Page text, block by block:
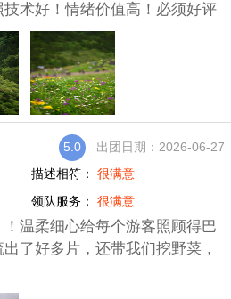
术好！情绪价值高！必须好评
5.0
出团日期：2026-06-27
描述相符： 很满意
领队服务： 很满意
温柔细心给每个游客照顾得巴
了好多片，还带我们挖野菜，